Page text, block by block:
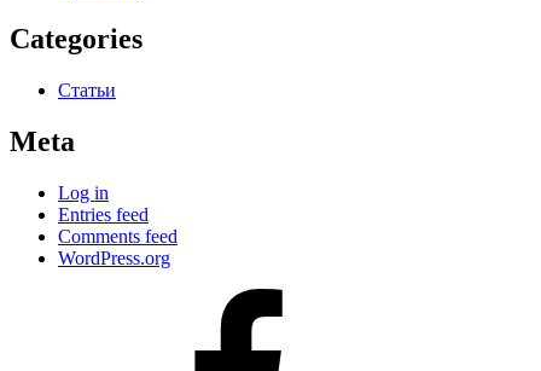
Categories
Статьи
Meta
Log in
Entries feed
Comments feed
WordPress.org